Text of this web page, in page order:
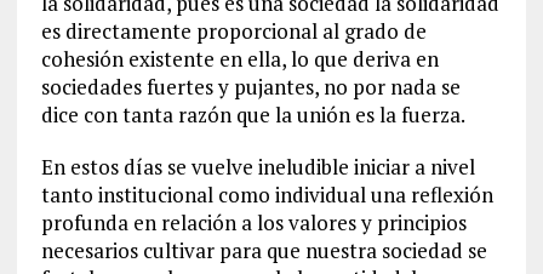
es directamente proporcional al grado de
cohesión existente en ella, lo que deriva en
sociedades fuertes y pujantes, no por nada se
dice con tanta razón que la unión es la fuerza.
En estos días se vuelve ineludible iniciar a nivel
tanto institucional como individual una reflexión
profunda en relación a los valores y principios
necesarios cultivar para que nuestra sociedad se